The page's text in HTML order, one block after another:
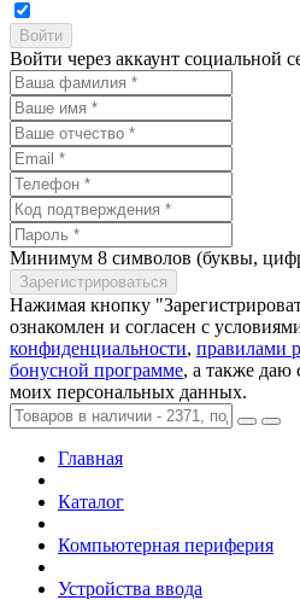
Войти через аккаунт социальной
Минимум 8 символов (буквы,
Нажимая кнопку
ознакомлен и согласен с
конфиденциальности, правилами
бонусной программе, а также даю
моих персональных данных.
Главная
Каталог
Компьютерная периферия
Устройства ввода